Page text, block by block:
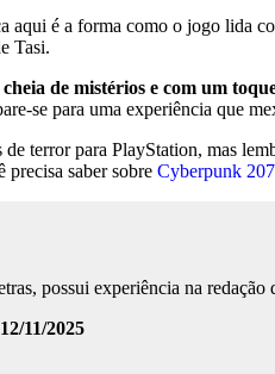
aqui é a forma como o jogo lida
Tasi.
de mistérios e com um
se para uma experiência que
terror para PlayStation, mas
saber sobre Cyberpunk
possui experiência na
11/2025